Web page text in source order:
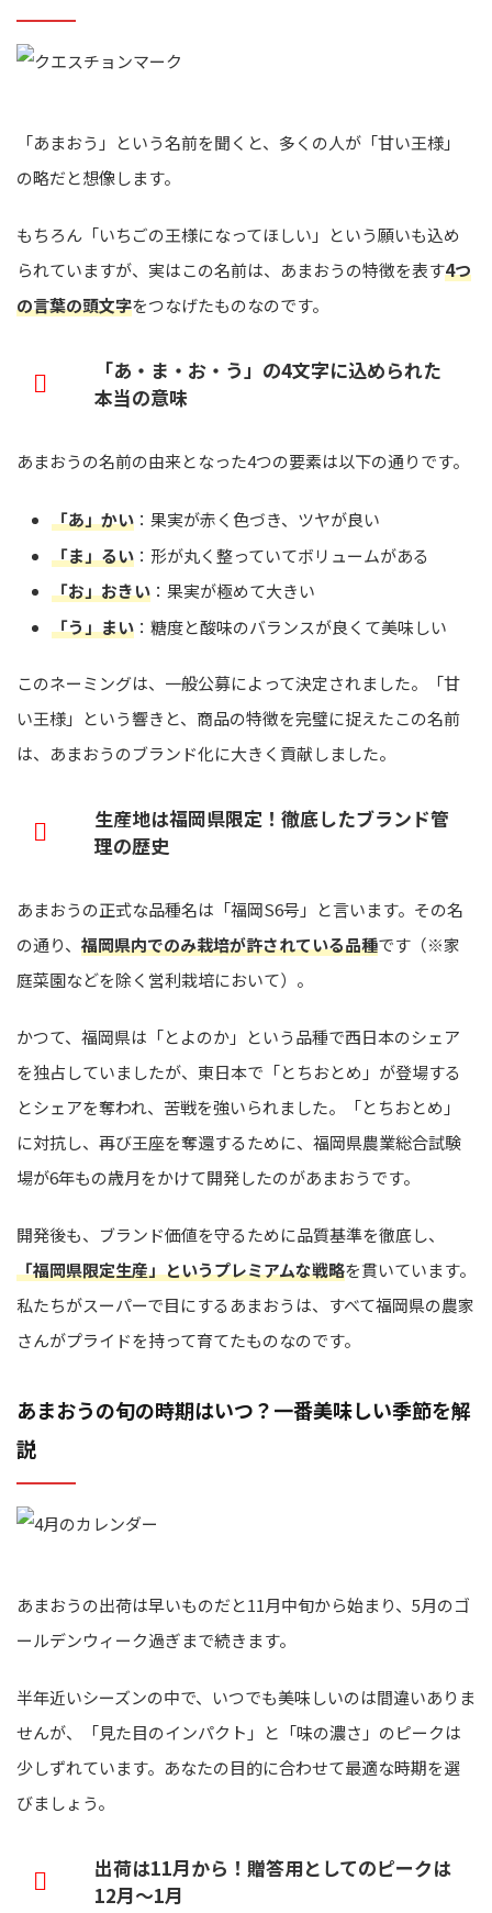
「あまおう」という名前を聞くと、多くの人が「甘い王様」
の略だと想像します。
もちろん「いちごの王様になってほしい」という願いも込め
られていますが、実はこの名前は、あまおうの特徴を表す4つ
の言葉の頭文字をつなげたものなのです。
「あ・ま・お・う」の4文字に込められた
本当の意味
あまおうの名前の由来となった4つの要素は以下の通りです。
「あ」かい ：果実が赤く色づき、ツヤが良い
「ま」るい ：形が丸く整っていてボリュームがある
「お」おきい ：果実が極めて大きい
「う」まい ：糖度と酸味のバランスが良くて美味しい
このネーミングは、一般公募によって決定されました。「甘
い王様」という響きと、商品の特徴を完璧に捉えたこの名前
は、あまおうのブランド化に大きく貢献しました。
生産地は福岡県限定！徹底したブランド管
理の歴史
あまおうの正式な品種名は「福岡S6号」と言います。その名
の通り、 福岡県内でのみ栽培が許されている品種です（※家
庭菜園などを除く営利栽培において）。
かつて、福岡県は「とよのか」という品種で西日本のシェア
を独占していましたが、東日本で「とちおとめ」が登場する
とシェアを奪われ、苦戦を強いられました。「とちおとめ」
に対抗し、再び王座を奪還するために、福岡県農業総合試験
場が6年もの歳月をかけて開発したのがあまおうです。
開発後も、ブランド価値を守るために品質基準を徹底し、
「福岡県限定生産」というプレミアムな戦略を貫いています。
私たちがスーパーで目にするあまおうは、すべて福岡県の農家
さんがプライドを持って育てたものなのです。
あまおうの旬の時期はいつ？一番美味しい季節を解
説
あまおうの出荷は早いものだと11月中旬から始まり、5月のゴ
ールデンウィーク過ぎまで続きます。
半年近いシーズンの中で、いつでも美味しいのは間違いありま
せんが、「見た目のインパクト」と「味の濃さ」のピークは
少しずれています。あなたの目的に合わせて最適な時期を選
びましょう。
出荷は11月から！贈答用としてのピークは
12月〜1月